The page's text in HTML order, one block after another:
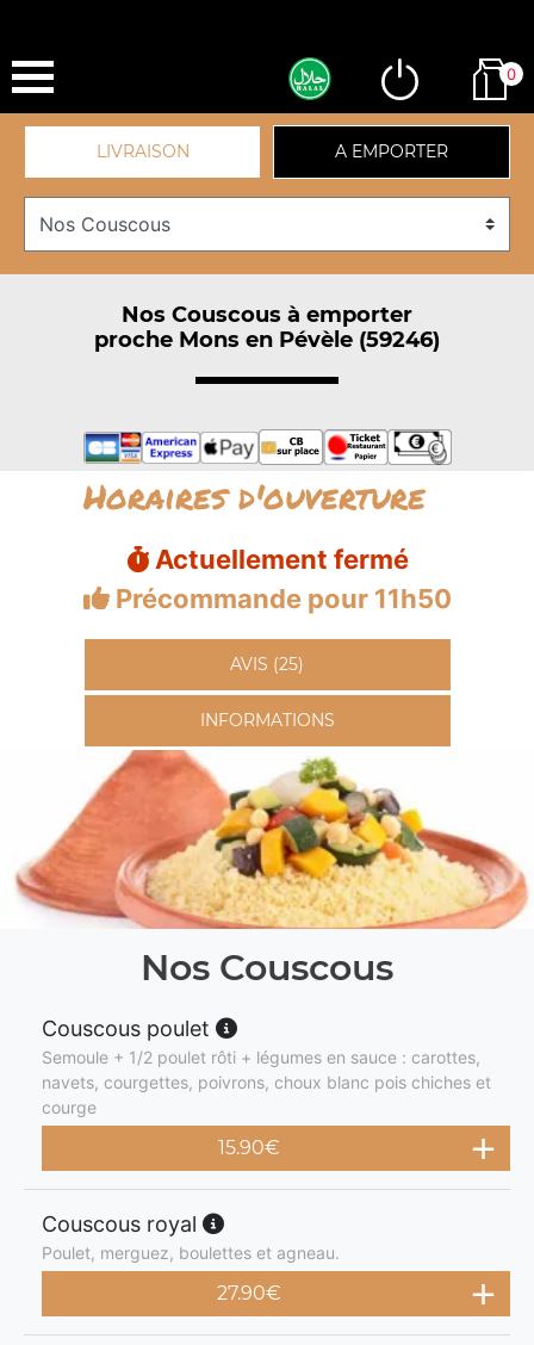
0
LIVRAISON A EMPORTER
Nos Couscous à emporter
proche Mons en Pévèle (59246)
Horaires d'ouverture
Actuellement fermé
Précommande pour 11h50
AVIS (25)
INFORMATIONS
Nos Couscous
Couscous poulet
Semoule + 1/2 poulet rôti + légumes en sauce : carottes,
navets, courgettes, poivrons, choux blanc pois chiches et
courge
15.90€
Couscous royal
Poulet, merguez, boulettes et agneau.
27.90€